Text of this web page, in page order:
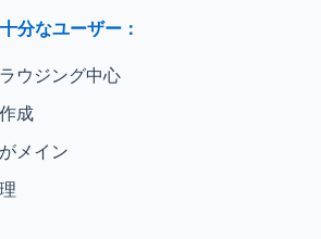
分なユーザー：
ウジング中心
成
メイン